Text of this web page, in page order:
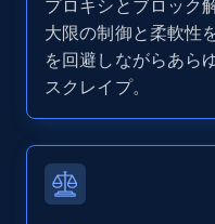
Zillow properties
Search by
direct link as input
Zpid, City, State,
and more.
プロキシとブロック
大限の制御と柔軟性
を回避しながらあら
スクレイプ。